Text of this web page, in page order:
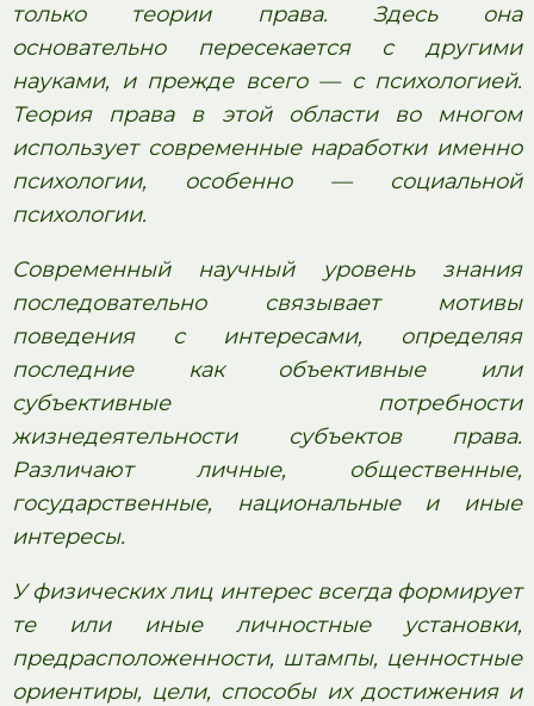
только теории права. Здесь она
основательно пересекается с другими
науками, и прежде всего — с психологией.
Теория права в этой области во многом
использует современные наработки именно
психологии, особенно — социальной
психологии.
Современный научный уровень знания
последовательно связывает мотивы
поведения с интересами, определяя
последние как объективные или
субъективные потребности
жизнедеятельности субъектов права.
Различают личные, общественные,
государственные, национальные и иные
интересы.
У физических лиц интерес всегда формирует
те или иные личностные установки,
предрасположенности, штампы, ценностные
ориентиры, цели, способы их достижения и